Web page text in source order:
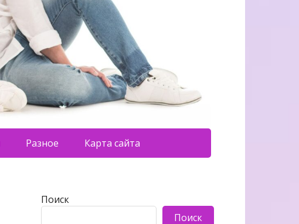
Разное Карта сайта
Поиск
Поиск